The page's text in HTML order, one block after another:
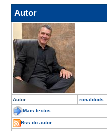
Autor
Autor ronaldods
Mais textos
Rss do autor